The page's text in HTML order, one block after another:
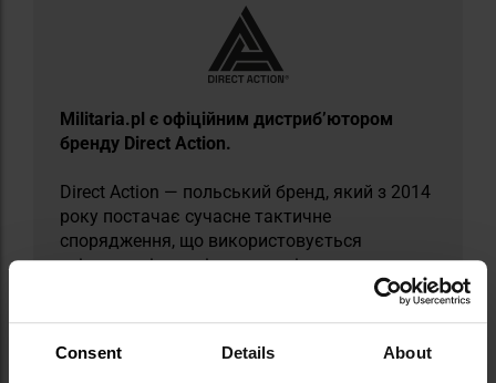
Consent Details About
​Militaria.pl є офіційним дистриб’ютором
бренду Direct Action.
Direct Action — польський бренд, який з 2014
року постачає сучасне тактичне
спорядження, що використовується
елітними підрозділами спеціального
підходом до проєктування, він створює